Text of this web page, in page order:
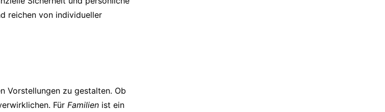
reichen von individueller
Vorstellungen zu gestalten. Ob
Für Familien ist ein